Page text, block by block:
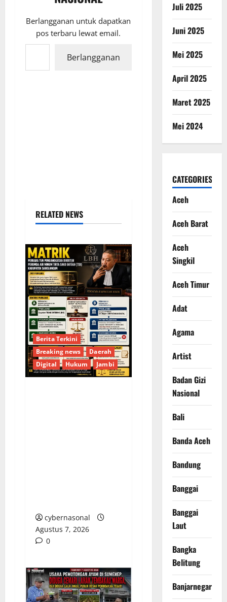
Berlangganan untuk dapatkan
pos terbaru lewat email.
Ketikkan email Anda...
Berlangganan
RELATED NEWS
Berita Terkini
Breaking news
Daerah
Digital
Hukum Jambi
cybernasonal
Agustus 7, 2026
0
Juli 2025
Juni 2025
Mei 2025
April 2025
Maret 2025
Mei 2024
CATEGORIES
Aceh
Aceh Barat
Aceh
Singkil
Aceh Timur
Adat
Agama
Artist
Badan Gizi
Nasional
Bali
Banda Aceh
Bandung
Banggai
Banggai
Laut
Bangka
Belitung
Banjarnegara